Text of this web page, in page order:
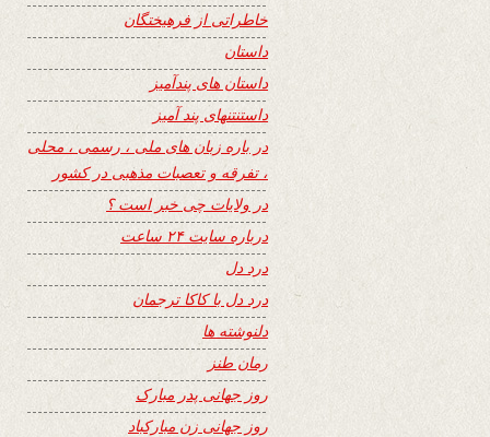
خاطراتی از فرهیختگان
داستان
داستان های پندآمیز
داستنتنهای پند آمیز
در باره زبان های ملی ، رسمی ، محلی
، تفرقه و تعصبات مذهبی در کشور
در ولایات چی خبر است ؟
درباره سایت ۲۴ ساعت
درد دل
درد دل با کاکا ترجمان
دلنوشته ها
رمان طنز
روز جهانی پدر مبارک
روز جهانی زن مبارکباد